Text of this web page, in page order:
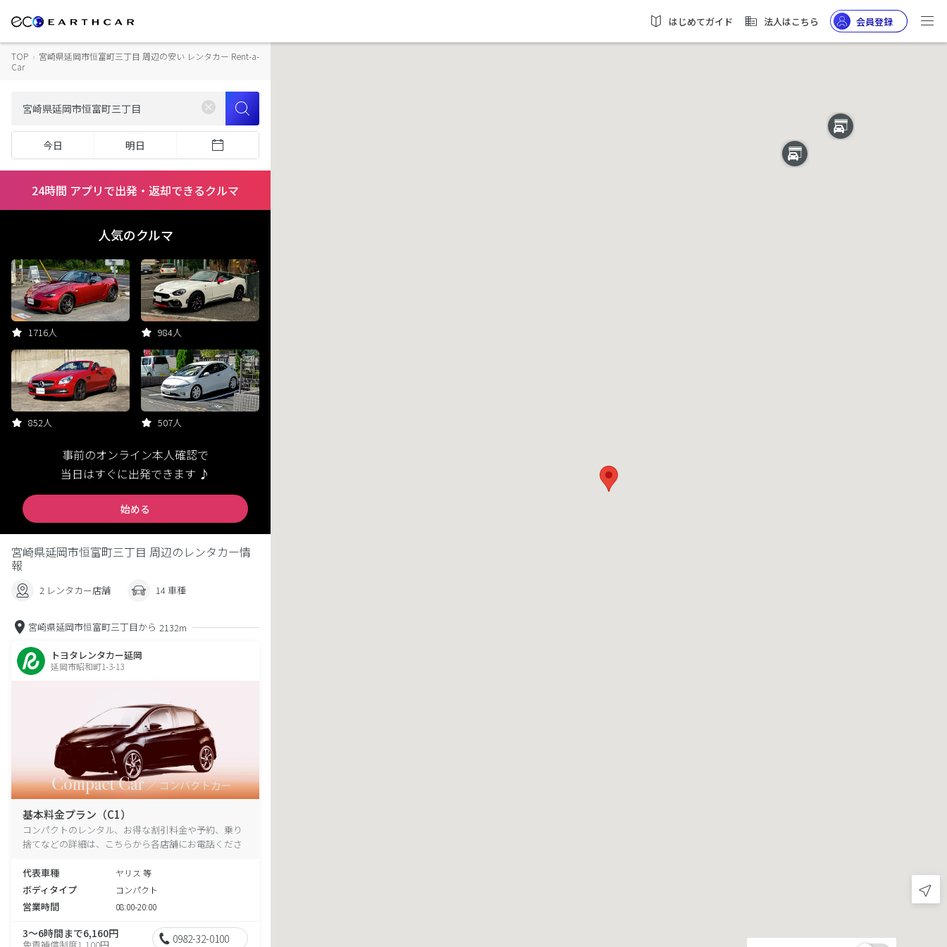
はじめてガイド 法人はこちら 会員登録
TOP › 宮崎県延岡市恒富町三丁目 周辺の安い レンタカー Rent-a-
Car
今日 明日
24時間 アプリで出発・返却できるクルマ
人気のクルマ
1716人 984人
852人 507人
事前のオンライン本人確認で
当日はすぐに出発できます ♪
始める
宮崎県延岡市恒富町三丁目 周辺のレンタカー情
報
2 レンタカー店舗 14 車種
宮崎県延岡市恒富町三丁目から 2132m
トヨタレンタカー延岡
延岡市昭和町1-3-13
基本料金プラン（C1）
コンパクトのレンタル、お得な割引料金や予約、乗り
捨てなどの詳細は、こちらから各店舗にお電話くださ
代表車種
ヤリス 等
ボディタイプ コンパクト
営業時間 08:00-20:00
3～6時間まで6,160円
免責補償制度1,100円 0982-32-0100